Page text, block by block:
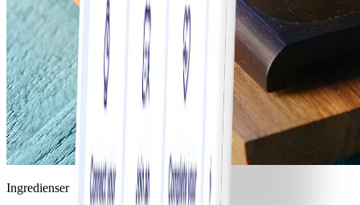
Ingredienser